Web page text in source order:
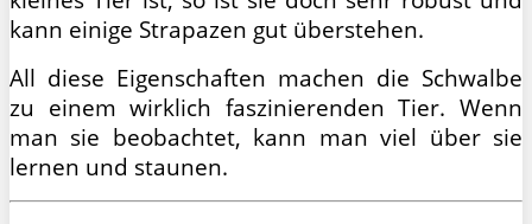
kann einige Strapazen gut überstehen.
All diese Eigenschaften machen die Schwalbe
zu einem wirklich faszinierenden Tier. Wenn
man sie beobachtet, kann man viel über sie
lernen und staunen.